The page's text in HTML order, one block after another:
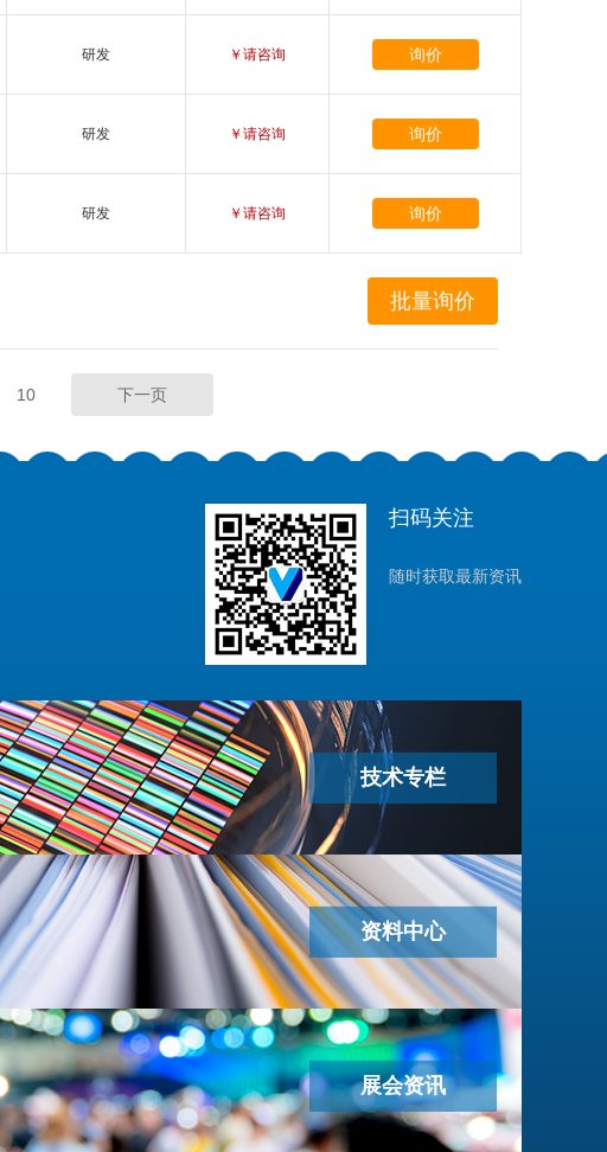
研发 ￥请咨询 询价
研发 ￥请咨询 询价
研发 ￥请咨询 询价
10 下一页
扫码关注
随时获取最新资讯
技术专栏
资料中心
展会资讯